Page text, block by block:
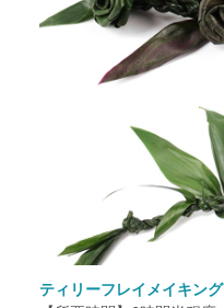
ティリーフレイメイキング